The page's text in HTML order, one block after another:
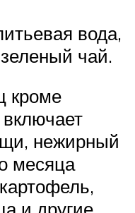
вода,
чай.
кроме
нежирный
месяца